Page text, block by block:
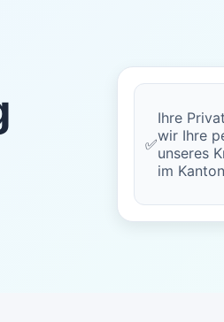
✅
Ihre
wir Ihre
unseres
im